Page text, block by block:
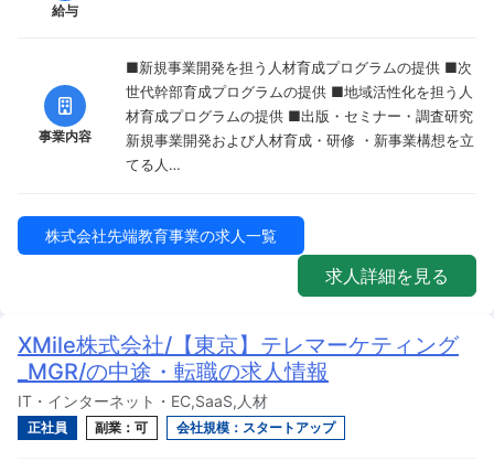
給与
事業内容
■新規事業開発を担う人材育成プログラムの提供 ■次
世代幹部育成プログラムの提供 ■地域活性化を担う人
材育成プログラムの提供 ■出版・セミナー・調査研究
新規事業開発および人材育成・研修 ・新事業構想を立
てる人…
株式会社先端教育事業の求人一覧
求人詳細を見る
XMile株式会社/【東京】テレマーケティング
_MGR/の中途・転職の求人情報
IT・インターネット・EC,SaaS,人材
正社員 副業：可 会社規模：スタートアップ